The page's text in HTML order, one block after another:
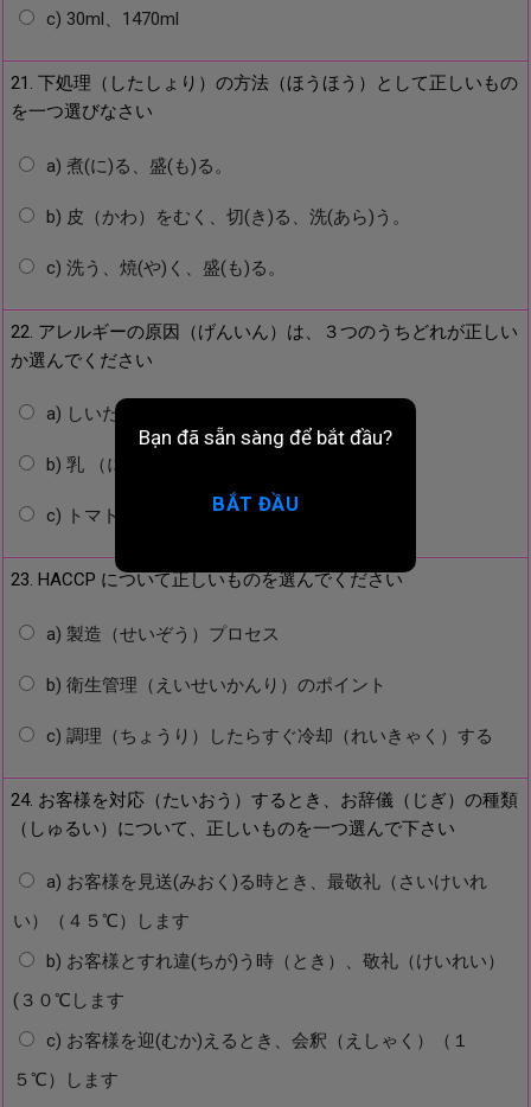
c) 30ml、1470ml
21. 下処理（したしょり）の方法（ほうほう）として正しいもの
を一つ選びなさい
a) 煮(に)る、盛(も)る。
b) 皮（かわ）をむく、切(き)る、洗(あら)う。
c) 洗う、焼(や)く、盛(も)る。
22. アレルギーの原因（げんいん）は、３つのうちどれが正しい
か選んでください
a) しいたけ
b) 乳 （にゅう）
c) トマト
23. HACCP について正しいものを選んでください
a) 製造（せいぞう）プロセス
b) 衛生管理（えいせいかんり）のポイント
c) 調理（ちょうり）したらすぐ冷却（れいきゃく）する
24. お客様を対応（たいおう）するとき、お辞儀（じぎ）の種類
（しゅるい）について、正しいものを一つ選んで下さい
a) お客様を見送(みおく)る時とき、最敬礼（さいけいれ
い）（４５℃）します
b) お客様とすれ違(ちが)う時（とき）、敬礼（けいれい）
(３０℃します
c) お客様を迎(むか)えるとき、会釈（えしゃく）（１
５℃）します
Bạn đã sẵn sàng để bắt đầu?
BẮT ĐẦU